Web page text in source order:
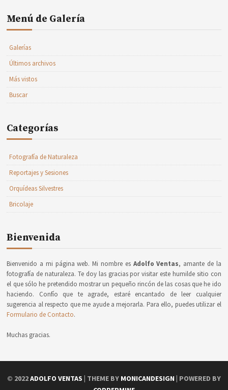
Menú de Galería
Galerías
Últimos archivos
Más vistos
Buscar
Categorías
Fotografía de Naturaleza
Reportajes y Sesiones
Orquídeas Silvestres
Bricolaje
Bienvenida
Bienvenido a mi página web. Mi nombre es Adolfo Ventas, amante de la
fotografía de naturaleza. Te doy las gracias por visitar este humilde sitio con
el que sólo he pretendido mostrar un pequeño rincón de las cosas que he ido
haciendo. Confío que te agrade, estaré encantado de leer cualquier
sugerencia al respecto que me ayude a mejorarla. Para ello, puedes utilizar el
Formulario de Contacto.
Muchas gracias.
© 2022ADOLFO VENTAS | THEME BY MONICANDESIGN | POWERED BY